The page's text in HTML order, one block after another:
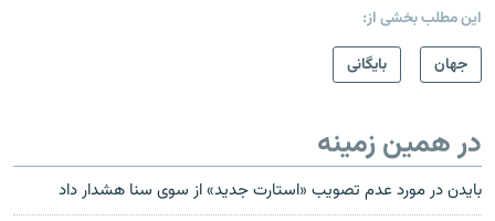
این مطلب بخشی از:
جهان
بایگانی
در همین زمینه
بایدن در مورد عدم تصویب «استارت جدید» از سوی سنا هشدار داد